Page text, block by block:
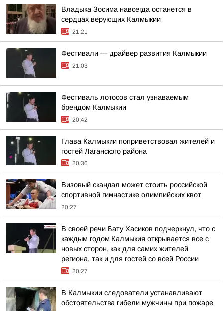
Владыка Зосима навсегда останется в
сердцах верующих Калмыкии
21:21
Фестивали — драйвер развития Калмыкии
21:03
Фестиваль лотосов стал узнаваемым
брендом Калмыкии
20:42
Глава Калмыкии поприветствовал жителей и
гостей Лаганского района
20:36
Визовый скандал может стоить российской
спортивной гимнастике олимпийских квот
20:27
В своей речи Бату Хасиков подчеркнул, что с
каждым годом Калмыкия открывается все с
новых сторон, как для самих жителей
региона, так и для гостей со всей России
20:27
В Калмыкии следователи устанавливают
обстоятельства гибели мужчины при пожаре